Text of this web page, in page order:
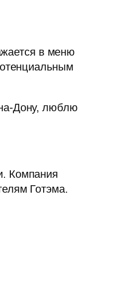
в меню
Дону, люблю
Компания
Готэма.